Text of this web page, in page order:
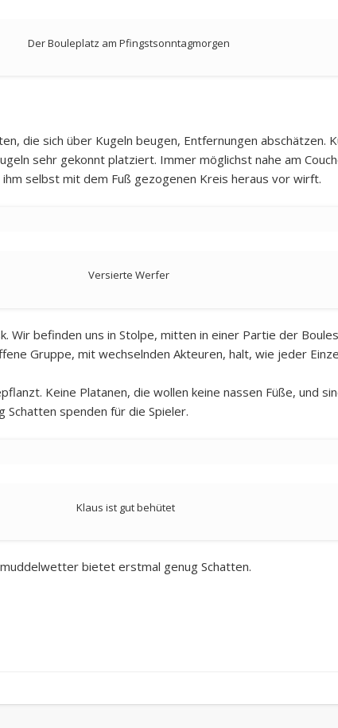
Der Bouleplatz am Pfingstsonntagmorgen
die sich über Kugeln beugen, Entfernungen abschätzen.
sehr gekonnt platziert. Immer möglichst nahe am
selbst mit dem Fuß gezogenen Kreis heraus vor wirft.
Versierte Werfer
Wir befinden uns in Stolpe, mitten in einer Partie der
Gruppe, mit wechselnden Akteuren, halt, wie jeder
Keine Platanen, die wollen keine nassen Füße, und
Schatten spenden für die Spieler.
Klaus ist gut behütet
bietet erstmal genug Schatten.